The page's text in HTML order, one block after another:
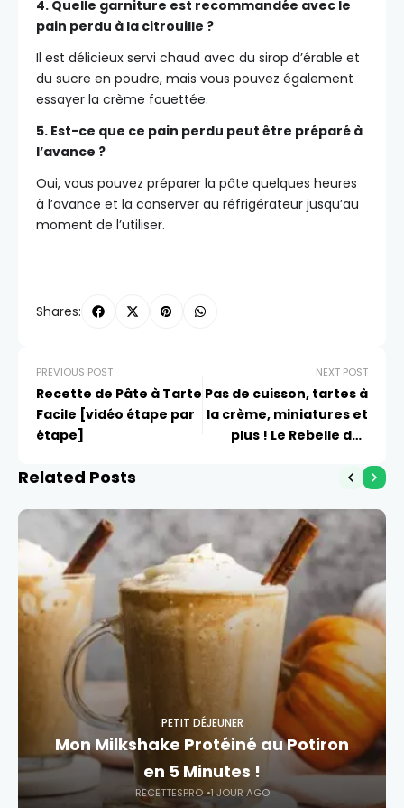
4. Quelle garniture est recommandée avec le
pain perdu à la citrouille ?
Il est délicieux servi chaud avec du sirop d’érable et
du sucre en poudre, mais vous pouvez également
essayer la crème fouettée.
5. Est-ce que ce pain perdu peut être préparé à
l’avance ?
Oui, vous pouvez préparer la pâte quelques heures
à l’avance et la conserver au réfrigérateur jusqu’au
moment de l’utiliser.
Shares:
PREVIOUS POST
Recette de Pâte à Tarte
Facile [vidéo étape par
étape]
NEXT POST
Pas de cuisson, tartes à
la crème, miniatures et
plus ! Le Rebelle des
Related Posts
PETIT DÉJEUNER
Mon Milkshake Protéiné au Potiron
en 5 Minutes !
RECETTESPRO 1 JOUR AGO